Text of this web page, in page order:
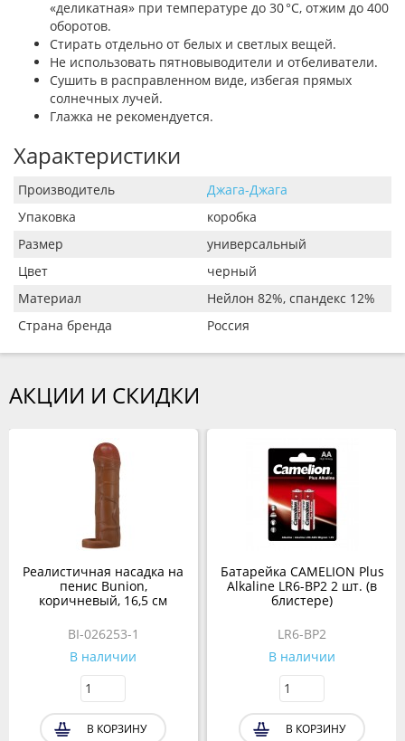
«деликатная» при температуре до 30 °C, отжим до 400
оборотов.
Стирать отдельно от белых и светлых вещей.
Не использовать пятновыводители и отбеливатели.
Сушить в расправленном виде, избегая прямых
солнечных лучей.
Глажка не рекомендуется.
Характеристики
Производитель
Джага-Джага
Упаковка
коробка
Размер
универсальный
Цвет
черный
Материал
Нейлон 82%, спандекс 12%
Страна бренда
Россия
АКЦИИ И СКИДКИ
Реалистичная насадка на
пенис Bunion,
коричневый, 16,5 см
BI-026253-1
В наличии
В КОРЗИНУ
Батарейка CAMELION Plus
Alkaline LR6-BP2 2 шт. (в
блистере)
LR6-BP2
В наличии
В КОРЗИНУ